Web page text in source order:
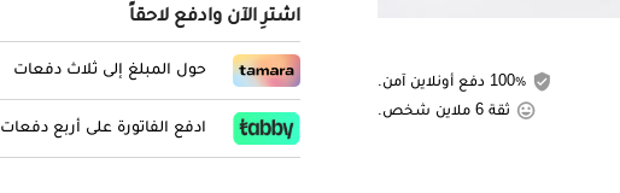
ثقة 6 ملاين شخص.
اشترِ الآن وادفع لاحقاً
حول المبلغ إلى ثلاث دفعات
ادفع الفاتورة على أربع دفعات